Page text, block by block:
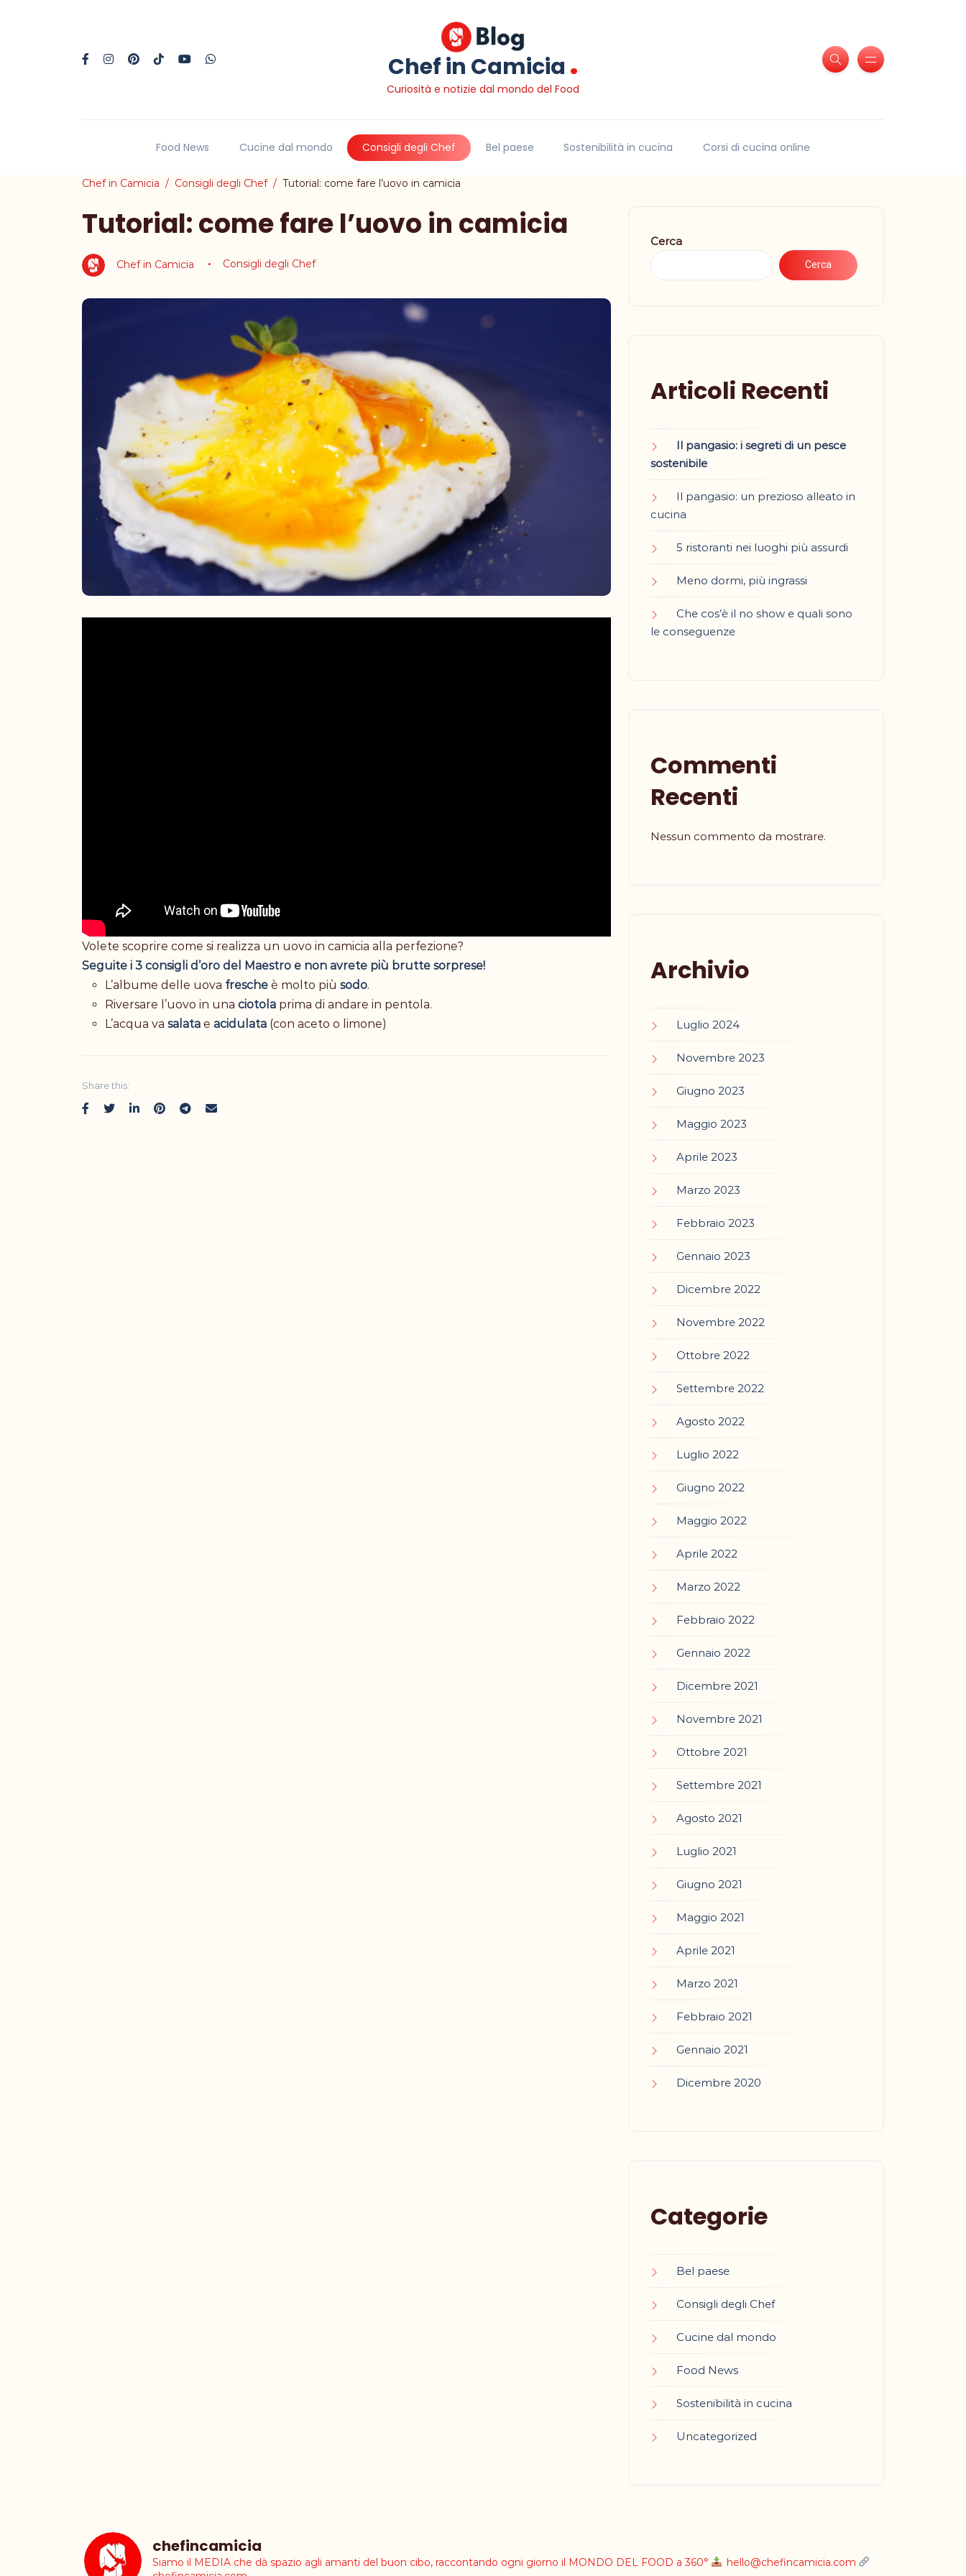
Chef in Camicia .
Curiosità e notizie dal mondo del Food
Food News Cucine dal mondo Consigli degli Chef Bel paese Sostenibilità in cucina Corsi di cucina online
Chef in Camicia Consigli degli Chef Tutorial: come fare l’uovo in camicia
Tutorial: come fare l’uovo in camicia
Chef in Camicia Consigli degli Chef
Volete scoprire come si realizza un uovo in camicia alla perfezione?
Seguite i 3 consigli d’oro del Maestro e non avrete più brutte sorprese!
L’albume delle uova fresche è molto più sodo.
Riversare l’uovo in una ciotola prima di andare in pentola.
L’acqua va salata e acidulata (con aceto o limone)
Share this:
Cerca
Cerca
Articoli Recenti
Il pangasio: i segreti di un pesce
sostenibile
Il pangasio: un prezioso alleato in
cucina
5 ristoranti nei luoghi più assurdi
Meno dormi, più ingrassi
Che cos’è il no show e quali sono
le conseguenze
Commenti
Recenti
Nessun commento da mostrare.
Archivio
Luglio 2024
Novembre 2023
Giugno 2023
Maggio 2023
Aprile 2023
Marzo 2023
Febbraio 2023
Gennaio 2023
Dicembre 2022
Novembre 2022
Ottobre 2022
Settembre 2022
Agosto 2022
Luglio 2022
Giugno 2022
Maggio 2022
Aprile 2022
Marzo 2022
Febbraio 2022
Gennaio 2022
Dicembre 2021
Novembre 2021
Ottobre 2021
Settembre 2021
Agosto 2021
Luglio 2021
Giugno 2021
Maggio 2021
Aprile 2021
Marzo 2021
Febbraio 2021
Gennaio 2021
Dicembre 2020
Categorie
Bel paese
Consigli degli Chef
Cucine dal mondo
Food News
Sostenibilità in cucina
Uncategorized
chefincamicia
Siamo il MEDIA che dà spazio agli amanti del buon cibo, raccontando ogni giorno il MONDO DEL FOOD a 360°
hello@chefincamicia.com